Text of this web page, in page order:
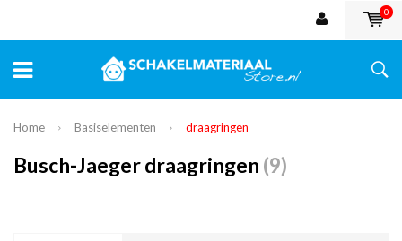
0
Home Basiselementen draagringen
Busch-Jaeger draagringen (9)